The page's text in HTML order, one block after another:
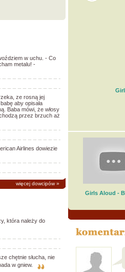
w uchu. - Co
metalu! -
ze rosną jej
aby opisała
Baba mówi, że włosy
przez brzuch aż
Airlines dowiezie
więcej dowcipów»
która należy do
chętnie słucha, nie
w gniew.
Girls Aloud -